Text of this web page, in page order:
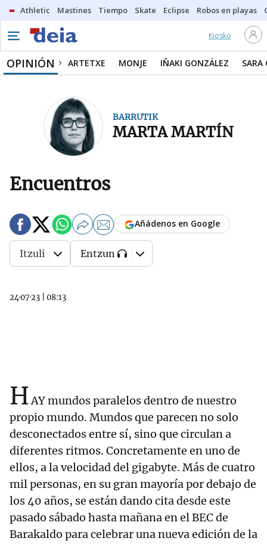
Athletic Mastines Tiempo Skate Eclipse Robos en playas
Kiosko
OPINIÓN ARTETXE MONJE IÑAKI GONZÁLEZ SARA
BARRUTIK
MARTA MARTÍN
Encuentros
24·07·23 08:13
Añádenos en Google
Itzuli Entzun
H AY mundos paralelos dentro de nuestro
propio mundo. Mundos que parecen no solo
desconectados entre sí, sino que circulan a
diferentes ritmos. Concretamente en uno de
ellos, a la velocidad del gigabyte. Más de cuatro
mil personas, en su gran mayoría por debajo de
los 40 años, se están dando cita desde este
pasado sábado hasta mañana en el BEC de
Barakaldo para celebrar una nueva edición de la